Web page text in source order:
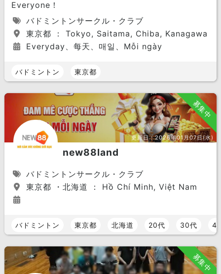
Everyone！
バドミントンサークル・クラブ
東京都 ： Tokyo, Saitama, Chiba, Kanagawa
Everyday、每天、매일、Mỗi ngày
バドミントン 東京都
募集中
更新日：2026年01月07日(水)
new88land
バドミントンサークル・クラブ
東京都 ・北海道 ： Hồ Chí Minh, Việt Nam
バドミントン 東京都 北海道 20代 30代
募集中